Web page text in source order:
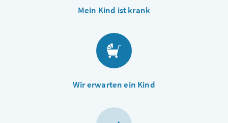
Mein Kind ist krank
Wir erwarten ein Kind